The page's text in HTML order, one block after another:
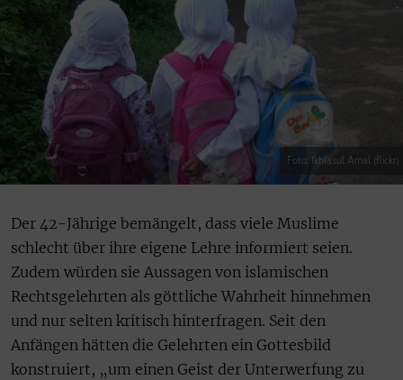
Foto: Ikhlasul Amal (flickr)
Der 42-Jährige bemängelt, dass viele Muslime
schlecht über ihre eigene Lehre informiert seien.
Zudem würden sie Aussagen von islamischen
Rechtsgelehrten als göttliche Wahrheit hinnehmen
und nur selten kritisch hinterfragen. Seit den
Anfängen hätten die Gelehrten ein Gottesbild
konstruiert, „um einen Geist der Unterwerfung zu